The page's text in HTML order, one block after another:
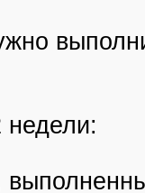
недели: